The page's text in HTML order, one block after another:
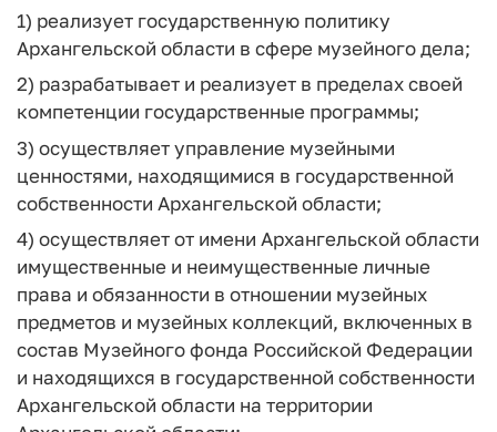
1) реализует государственную политику
Архангельской области в сфере музейного дела;
2) разрабатывает и реализует в пределах своей
компетенции государственные программы;
3) осуществляет управление музейными
ценностями, находящимися в государственной
собственности Архангельской области;
4) осуществляет от имени Архангельской области
имущественные и неимущественные личные
права и обязанности в отношении музейных
предметов и музейных коллекций, включенных в
состав Музейного фонда Российской Федерации
и находящихся в государственной собственности
Архангельской области на территории